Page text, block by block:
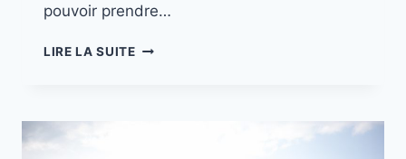
pouvoir prendre…
LIRE LA SUITEMISSION